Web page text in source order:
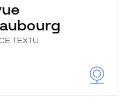
TEXTU